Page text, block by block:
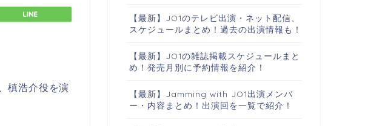
槙浩介役を演
【最新】JO1のテレビ出演・ネット配信、
スケジュールまとめ！過去の出演情報も！
【最新】JO1の雑誌掲載スケジュールまと
め！発売月別に予約情報を紹介！
【最新】Jamming with JO1出演メンバ
ー・内容まとめ！出演回を一覧で紹介！